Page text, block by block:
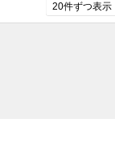
20件ずつ表示